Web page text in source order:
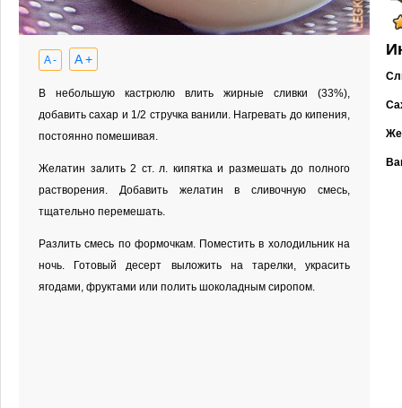
A - A +
В небольшую кастрюлю влить жирные сливки (33%),
добавить сахар и 1/2 стручка ванили. Нагревать до кипения,
постоянно помешивая.
Желатин залить 2 ст. л. кипятка и размешать до полного
растворения. Добавить желатин в сливочную смесь,
тщательно перемешать.
Разлить смесь по формочкам. Поместить в холодильник на
ночь. Готовый десерт выложить на тарелки, украсить
ягодами, фруктами или полить шоколадным сиропом.